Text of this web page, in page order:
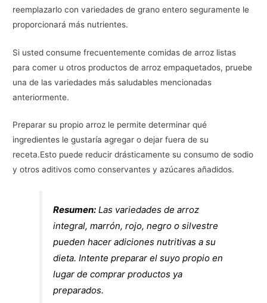
reemplazarlo con variedades de grano entero seguramente le
proporcionará más nutrientes.
Si usted consume frecuentemente comidas de arroz listas
para comer u otros productos de arroz empaquetados, pruebe
una de las variedades más saludables mencionadas
anteriormente.
Preparar su propio arroz le permite determinar qué
ingredientes le gustaría agregar o dejar fuera de su
receta.Esto puede reducir drásticamente su consumo de sodio
y otros aditivos como conservantes y azúcares añadidos.
Resumen: Las variedades de arroz
integral, marrón, rojo, negro o silvestre
pueden hacer adiciones nutritivas a su
dieta. Intente preparar el suyo propio en
lugar de comprar productos ya
preparados.